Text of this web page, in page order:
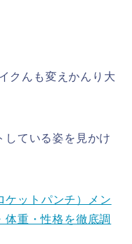
クんも変えかんり大
している姿を見かけ
ケットパンチ）メン
重・性格を徹底調